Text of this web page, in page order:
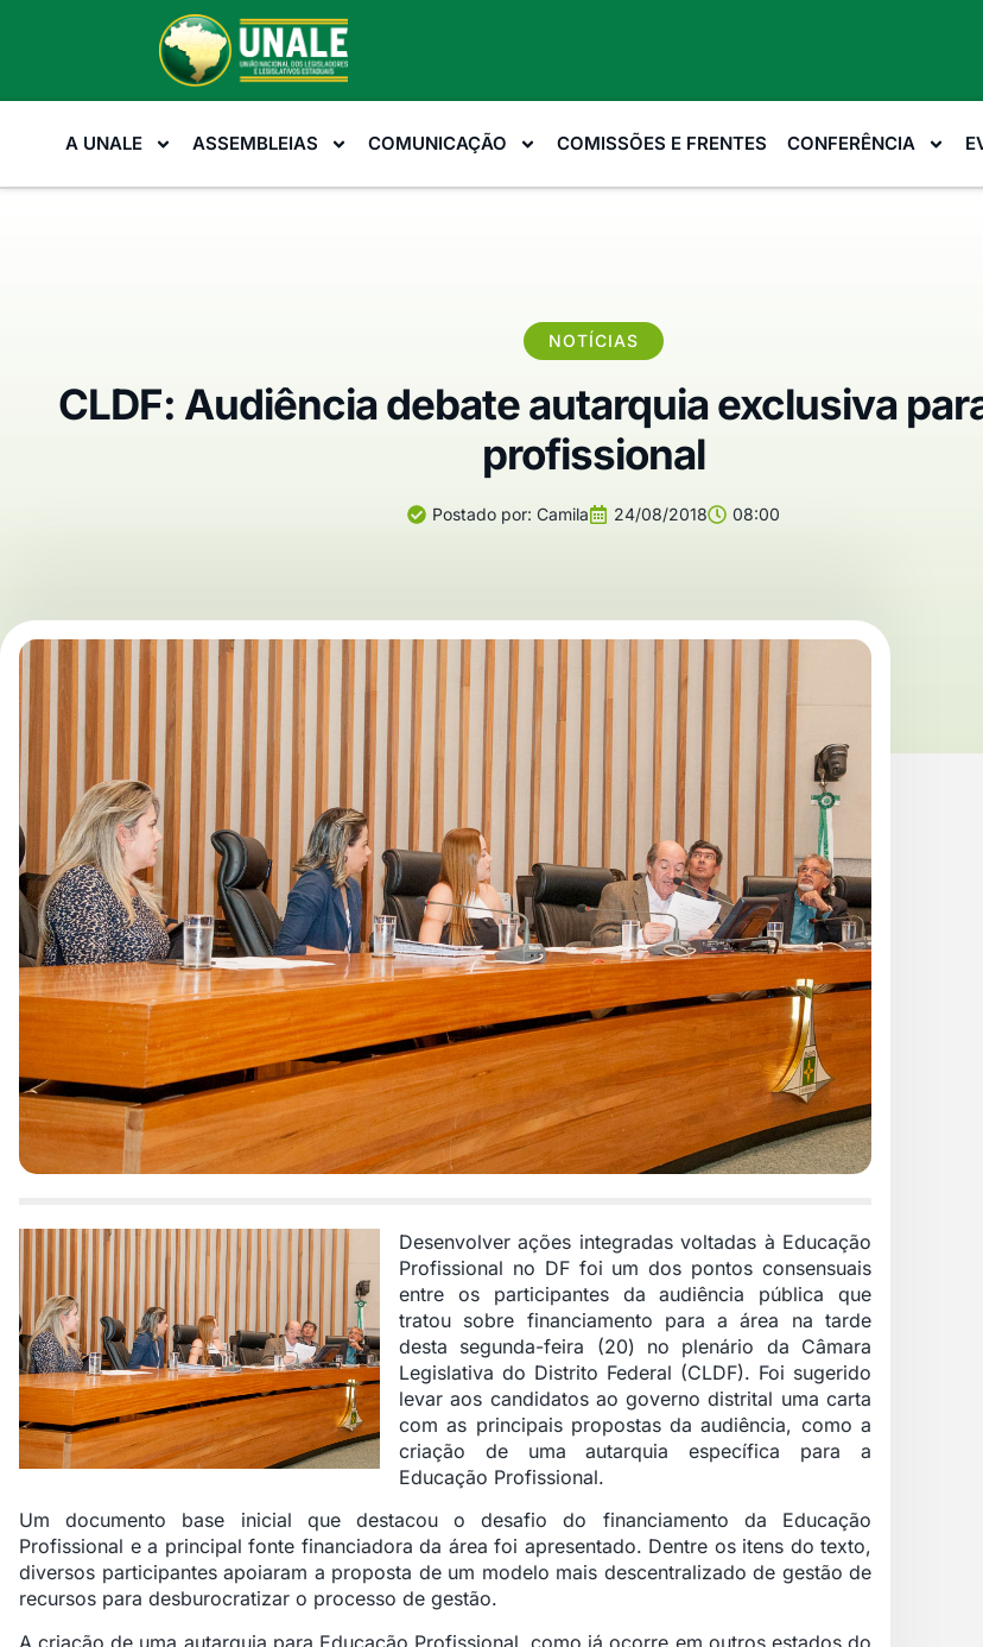
A UNALE ASSEMBLEIAS COMUNICAÇÃO COMISSÕES E FRENTES CONFERÊNCIA
NOTÍCIAS
CLDF: Audiência debate autarquia exclusiva
profissional
Postado por: Camila 24/08/2018 08:00
Desenvolver ações integradas voltadas à Educação
Profissional no DF foi um dos pontos consensuais
entre os participantes da audiência pública que
tratou sobre financiamento para a área na tarde
desta segunda-feira (20) no plenário da Câmara
Legislativa do Distrito Federal (CLDF). Foi sugerido
levar aos candidatos ao governo distrital uma carta
com as principais propostas da audiência, como a
criação de uma autarquia específica para a
Educação Profissional.
Um documento base inicial que destacou o desafio do financiamento da Educação
Profissional e a principal fonte financiadora da área foi apresentado. Dentre os itens do texto,
diversos participantes apoiaram a proposta de um modelo mais descentralizado de gestão de
recursos para desburocratizar o processo de gestão.
A criação de uma autarquia para Educação Profissional, como já ocorre em outros estados do